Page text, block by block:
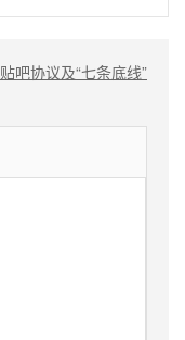
贴吧协议及“七条底线”